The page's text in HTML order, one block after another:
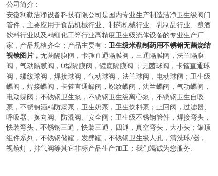
公司简介：
安徽利勒洁净设备科技有限公司是 国内专业生产制造洁净卫生级阀门
管件，主要应用于食品机械行业、制药机械行业、乳制品行业、酿酒
饮料行业以及精细化工等行业高精度卫生级流体设备的专业生产厂
家， 产品规格齐全；产品主要有：卫生级米勒制药用不锈钢无菌烧结
视镜图片，无菌隔膜阀 ，卡箍直通隔膜阀，三通隔膜阀，法兰隔膜
阀，气动隔膜阀， U型隔膜阀，罐底隔膜阀 ；无菌球阀 ，卡箍直通球
阀，螺纹球阀，焊接球阀，气动球阀，法兰球阀，电动球阀 ；卫生级
蝶阀 ，焊接蝶阀，卡箍直通蝶阀，螺纹蝶阀，法兰蝶阀，气动蝶阀，
电动蝶阀 ；不锈钢卫生泵 ，不锈钢卫生级离心泵，不锈钢卫生自吸
泵，不锈钢酒精防爆泵，卫生奶泵，卫生饮料泵 ； 止回阀，过滤器、
呼吸器、换向阀、防混阀、安全阀 ；卫生级不锈钢管件 ，焊接弯头，
快装弯头，不锈钢三通，快装三通，四通，真空弯头，大小头 ；罐顶
组件系列 ，不锈钢储罐，发酵罐，不锈钢卫生级人孔，清洗球/器，
视镜灯，排气阀等其它非标产品生产加工 ；我们竭诚为您服务.